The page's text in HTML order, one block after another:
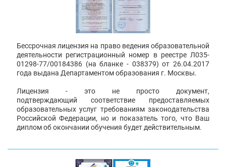
Бессрочная лицензия на право ведения образовательной
деятельности регистрационный номер в реестре Л035-
01298-77/00184386 (на бланке - 038379) от 26.04.2017
года выдана Департаментом образования г. Москвы.
Лицензия - это не просто документ,
подтверждающий соответствие предоставляемых
образовательных услуг требованиям законодательства
Российской Федерации, но и показатель того, что Ваш
диплом об окончании обучения будет действительным.